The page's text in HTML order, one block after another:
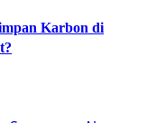
Karbon di